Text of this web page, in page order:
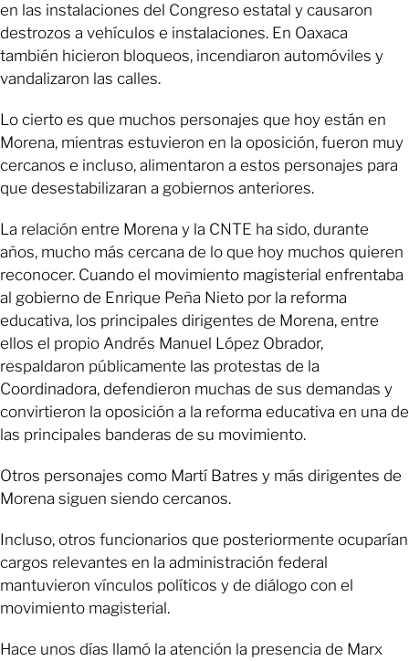
en las instalaciones del Congreso estatal y causaron
destrozos a vehículos e instalaciones. En Oaxaca
también hicieron bloqueos, incendiaron automóviles y
vandalizaron las calles.
Lo cierto es que muchos personajes que hoy están en
Morena, mientras estuvieron en la oposición, fueron muy
cercanos e incluso, alimentaron a estos personajes para
que desestabilizaran a gobiernos anteriores.
La relación entre Morena y la CNTE ha sido, durante
años, mucho más cercana de lo que hoy muchos quieren
reconocer. Cuando el movimiento magisterial enfrentaba
al gobierno de Enrique Peña Nieto por la reforma
educativa, los principales dirigentes de Morena, entre
ellos el propio Andrés Manuel López Obrador,
respaldaron públicamente las protestas de la
Coordinadora, defendieron muchas de sus demandas y
convirtieron la oposición a la reforma educativa en una de
las principales banderas de su movimiento.
Otros personajes como Martí Batres y más dirigentes de
Morena siguen siendo cercanos.
Incluso, otros funcionarios que posteriormente ocuparían
cargos relevantes en la administración federal
mantuvieron vínculos políticos y de diálogo con el
movimiento magisterial.
Hace unos días llamó la atención la presencia de Marx